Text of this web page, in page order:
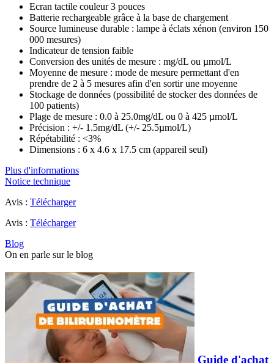
Ecran tactile couleur 3 pouces
Batterie rechargeable grâce à la base de chargement
Source lumineuse durable : lampe à éclats xénon (environ 150
000 mesures)
Indicateur de tension faible
Conversion des unités de mesure : mg/dL ou µmol/L
Moyenne de mesure : mode de mesure permettant d'en
prendre de 2 à 5 mesures afin d'en sortir une moyenne
Stockage de données (possibilité de stocker des données de
100 patients)
Plage de mesure : 0.0 à 25.0mg/dL ou 0 à 425 µmol/L
Précision : +/- 1.5mg/dL (+/- 25.5µmol/L)
Répétabilité : <3%
Dimensions : 6 x 4.6 x 17.5 cm (appareil seul)
Plus d'informations
Notice technique
Avis : Télécharger
Avis : Télécharger
Blog
On en parle sur le blog
Guide d'achat